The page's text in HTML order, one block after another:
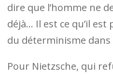
dire que l’homme ne
déjà… Il est ce qu’il
du déterminisme dans
Pour Nietzsche, qui